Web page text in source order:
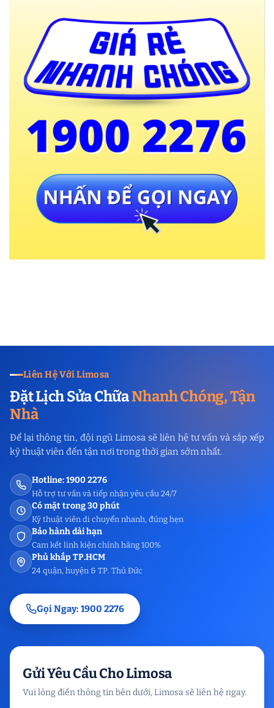
Liên Hệ Với Limosa
Đặt Lịch Sửa ChữaNhanh Chóng, Tận
Nhà
Để lại thông tin, đội ngũ Limosa sẽ liên hệ tư vấn và sắp xếp
kỹ thuật viên đến tận nơi trong thời gian sớm nhất.
Hotline: 1900 2276
Hỗ trợ tư vấn và tiếp nhận yêu cầu 24/7
Có mặt trong 30 phút
Kỹ thuật viên di chuyển nhanh, đúng hẹn
Bảo hành dài hạn
Cam kết linh kiện chính hãng 100%
Phủ khắp TP.HCM
24 quận, huyện & TP. Thủ Đức
Gọi Ngay: 1900 2276
Gửi Yêu Cầu Cho Limosa
Vui lòng điền thông tin bên dưới, Limosa sẽ liên hệ ngay.